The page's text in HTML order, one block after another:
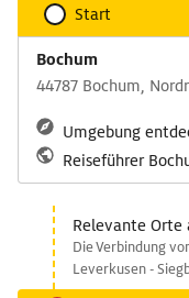
Start
Bochum
44787 Bochum,
Umgebung
Reiseführer
Relevante Orte
Die Verbindung
Leverkusen -